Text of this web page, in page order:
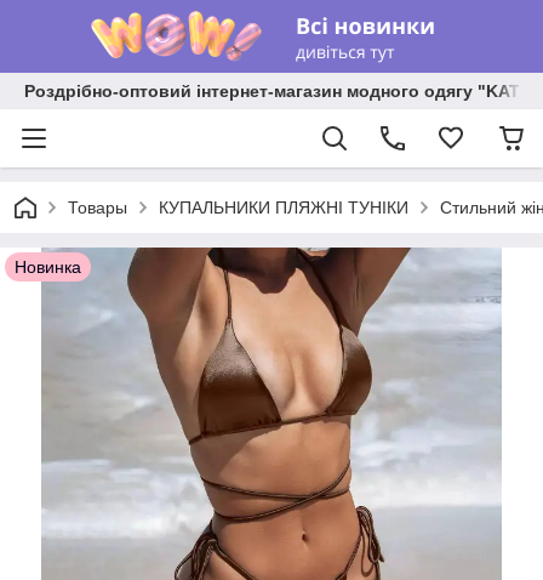
Роздрібно-оптовий інтернет-магазин модного одягу
Товары КУПАЛЬНИКИ ПЛЯЖНІ ТУНІКИ Стильний
Новинка